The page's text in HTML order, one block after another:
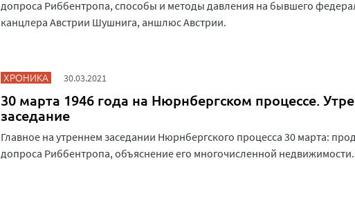
допроса Риббентропа, способы и методы давления на бывшего
канцлера Австрии Шушнига, аншлюс Австрии.
ХРОНИКА 30.03.2021
30 марта 1946 года на Нюрнбергском процессе.
заседание
Главное на утреннем заседании Нюрнбергского процесса 30 марта:
допроса Риббентропа, объяснение его многочисленной недвижимости.